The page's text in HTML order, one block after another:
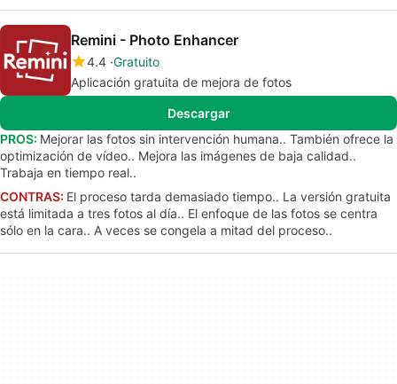
Remini - Photo Enhancer
4.4 Gratuito
Aplicación gratuita de mejora de fotos
Descargar
PROS: Mejorar las fotos sin intervención humana.. También ofrece la
optimización de vídeo.. Mejora las imágenes de baja calidad..
Trabaja en tiempo real..
CONTRAS: El proceso tarda demasiado tiempo.. La versión gratuita
está limitada a tres fotos al día.. El enfoque de las fotos se centra
sólo en la cara.. A veces se congela a mitad del proceso..